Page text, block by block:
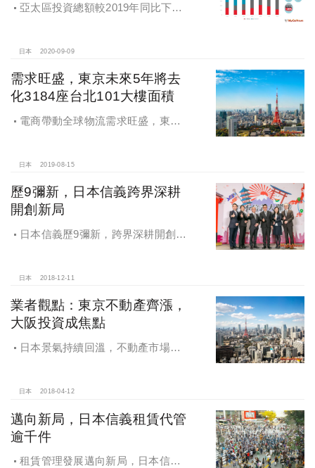
亞太區投資總額較2019年同比下降
現日本 2020-09-09
需求旺盛，東京未來5年將去
化3184座台北101大樓面積
電商帶動全球物流需求旺盛，東京
日本 2019-08-15
歷9彌新，日本信義跨界深耕
開創新局
日本信義歷9彌新，跨界深耕開創新
日本 2018-12-11
業者觀點：東京不動產齊漲，
大阪投資成焦點
日本景氣持續回溫，不動產市場熱
日本 2018-04-12
邁向新局，日本信義租賃代管
逾千件
租賃管理發展邁向新局，日本信義